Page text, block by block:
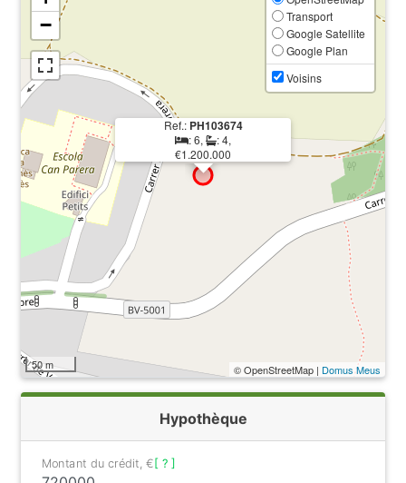
Ref.: PH103674
: 6,
: 4,
€1.200.000
−
Transport
Google Satellite
Google Plan
Voisins
50 m © OpenStreetMap | Domus Meus
Hypothèque
Montant du crédit, €[ ? ]